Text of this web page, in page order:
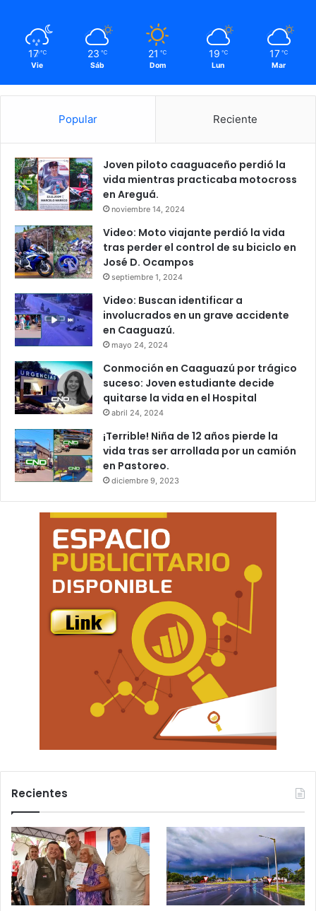
17 ℃
Vie
23 ℃
Sáb
21 ℃
Dom
19 ℃
Lun
17 ℃
Mar
Popular Reciente
Joven piloto caaguaceño perdió la
vida mientras practicaba motocross
en Areguá.
noviembre 14, 2024
Video: Moto viajante perdió la vida
tras perder el control de su biciclo en
José D. Ocampos
septiembre 1, 2024
Video: Buscan identificar a
involucrados en un grave accidente
en Caaguazú.
mayo 24, 2024
Conmoción en Caaguazú por trágico
suceso: Joven estudiante decide
quitarse la vida en el Hospital
abril 24, 2024
¡Terrible! Niña de 12 años pierde la
vida tras ser arrollada por un camión
en Pastoreo.
diciembre 9, 2023
Recientes